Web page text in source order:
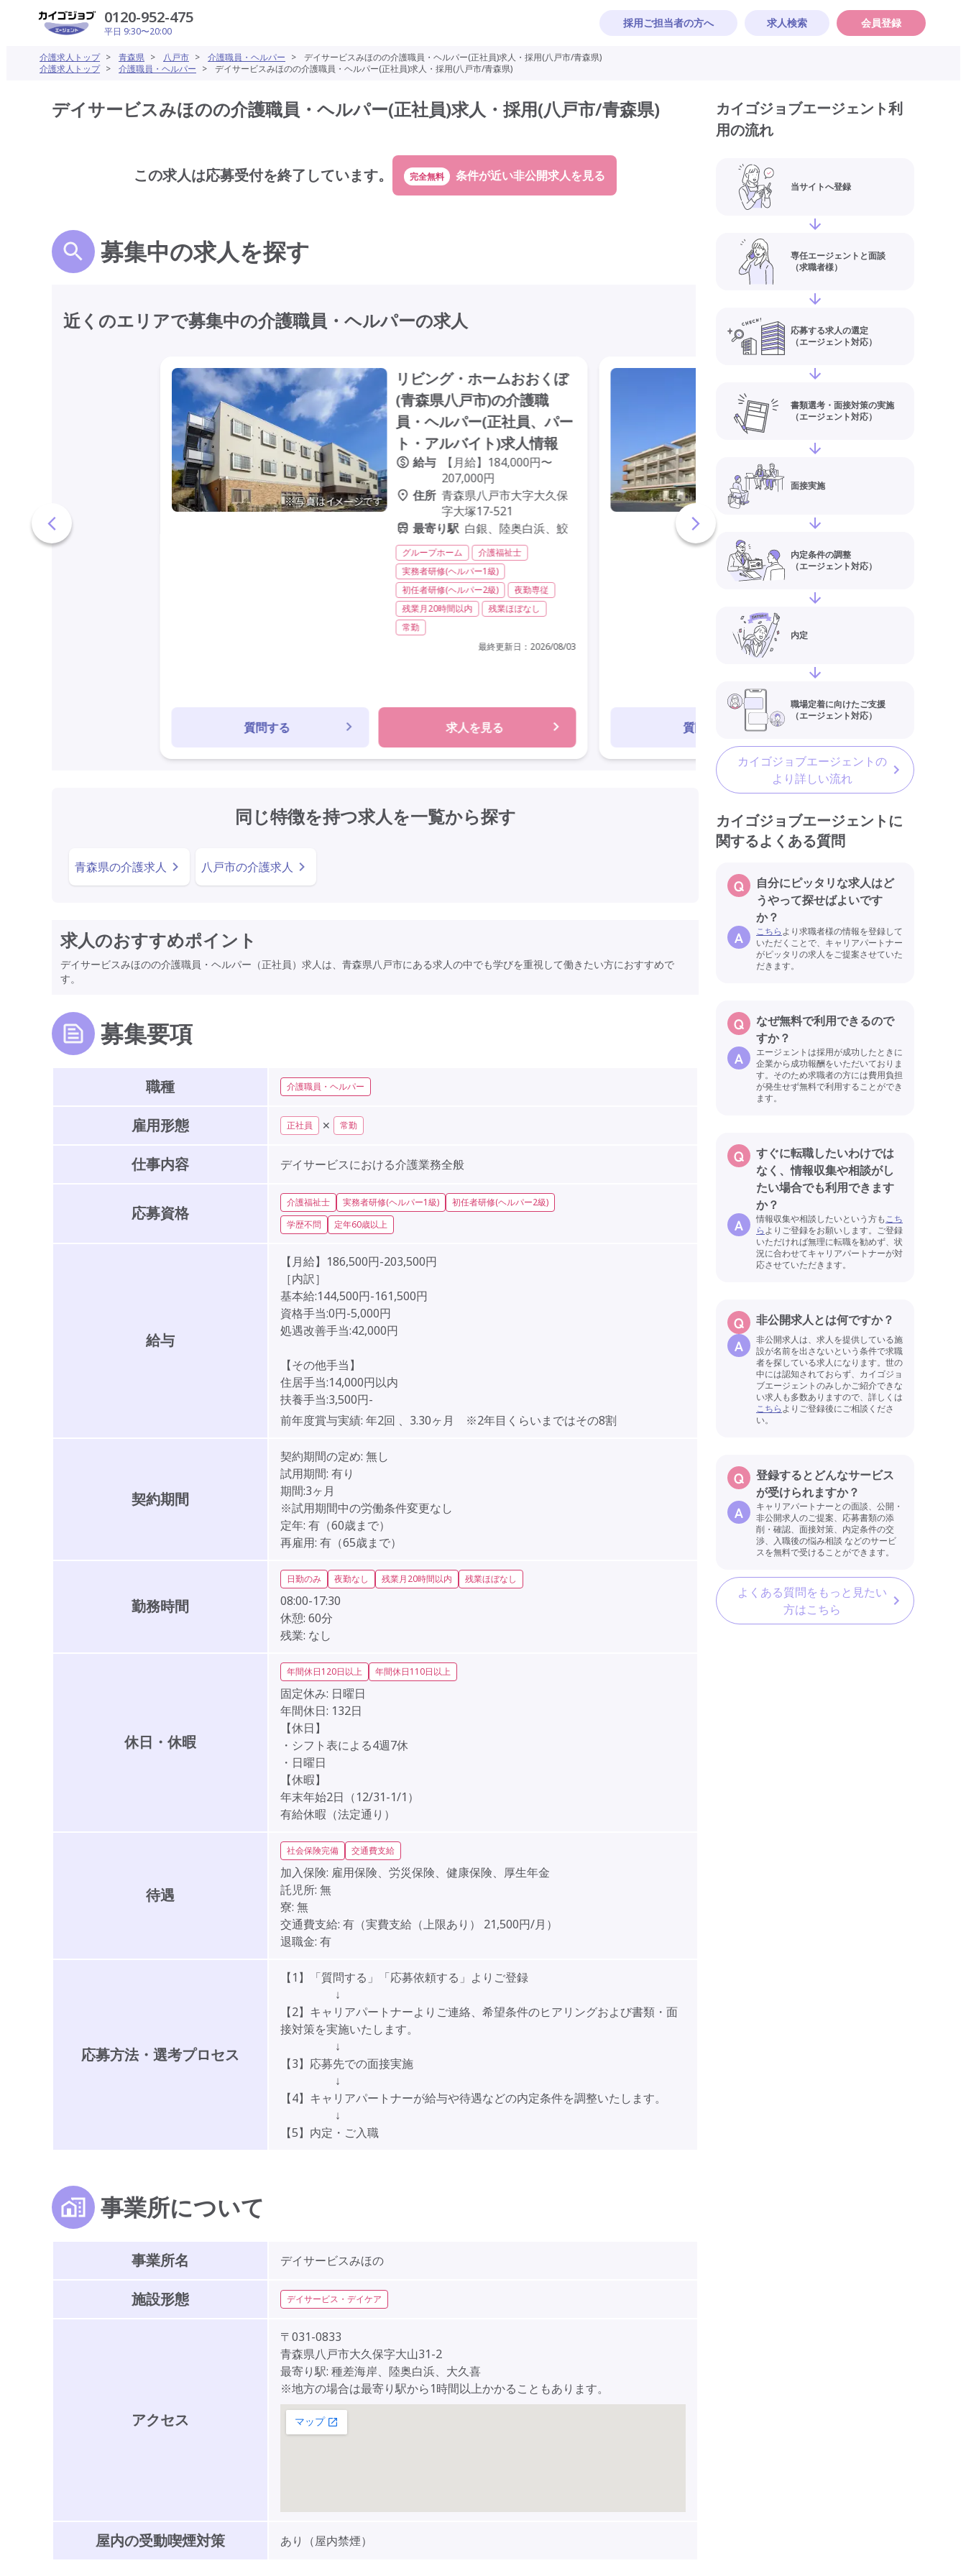
0120-952-475
平日 9:30〜20:00
採用ご担当者の方へ 求人検索 会員登録
介護求人トップ > 青森県 > 八戸市 > 介護職員・ヘルパー >
デイサービスみほのの介護職員・ヘルパー(正社員)求人・採用(八戸市/青森県)
介護求人トップ > 介護職員・ヘルパー > デイサービスみほのの介護職員・ヘルパー(正社員)求人・採用(八戸市/青森県)
デイサービスみほのの介護職員・ヘルパー(正社員)求人・採用(八戸市/青森県)
この求人は応募受付を終了しています。 完全無料
募集中の求人を探す
近くのエリアで募集中の介護職員・ヘルパーの求人
リビング・ホームおおくぼ
(青森県八戸市)の介護職
員・ヘルパー(正社員、パー
ト・アルバイト)求人情報
給与
【月給】184,000円〜
207,000円
住所 青森県八戸市大字大久保
字大塚17-521
最寄り駅 白銀、陸奥白浜、鮫
グループホーム
介護福祉士
実務者研修(ヘルパー1級)
初任者研修(ヘルパー2級)
夜勤専従
残業月20時間以内
残業ほぼなし
常勤
最終更新日： 2026/08/03
質問する 求人を見る
県八戸市)の介護職
パー(パート・アル
実務者研修(ヘルパー1級)
初任者研修(ヘルパー2級)
質問する
同じ特徴を持つ求人を一覧から探す
青森県の介護求人 八戸市の介護求人
求人のおすすめポイント
デイサービスみほのの介護職員・ヘルパー（正社員）求人は、青森県八戸市にある求人の中でも学びを重視して働きたい方におすすめで
す。
募集要項
職種 介護職員・ヘルパー
雇用形態 正社員 ✕ 常勤
仕事内容 デイサービスにおける介護業務全般
応募資格
介護福祉士 実務者研修(ヘルパー1級)
初任者研修(ヘルパー2級)
学歴不問
定年60歳以上
給与
【月給】186,500円-203,500円
［内訳］
基本給:144,500円-161,500円
資格手当:0円-5,000円
処遇改善手当:42,000円
【その他手当】
住居手当:14,000円以内
扶養手当:3,500円-
前年度賞与実績: 年2回 、3.30ヶ月 ※2年目くらいまではその8割
契約期間
契約期間の定め: 無し
試用期間: 有り
期間:3ヶ月
※試用期間中の労働条件変更なし
定年: 有（60歳まで）
再雇用: 有（65歳まで）
勤務時間
日勤のみ 夜勤なし 残業月20時間以内 残業ほぼなし
08:00-17:30
休憩: 60分
残業: なし
休日・休暇
年間休日120日以上 年間休日110日以上
固定休み: 日曜日
年間休日: 132日
【休日】
・シフト表による4週7休
・日曜日
【休暇】
年末年始2日（12/31-1/1）
有給休暇（法定通り）
待遇
社会保険完備 交通費支給
加入保険: 雇用保険、労災保険、健康保険、厚生年金
託児所: 無
寮: 無
交通費支給: 有（実費支給（上限あり） 21,500円/月）
退職金: 有
応募方法・選考プロセス
【1】「質問する」「応募依頼する」よりご登録
↓
【2】キャリアパートナーよりご連絡、希望条件のヒアリングおよび書類・面
接対策を実施いたします。
↓
【3】応募先での面接実施
↓
【4】キャリアパートナーが給与や待遇などの内定条件を調整いたします。
↓
【5】内定・ご入職
事業所について
事業所名 デイサービスみほの
施設形態 デイサービス・デイケア
アクセス
〒031-0833
青森県八戸市大久保字大山31-2
最寄り駅: 種差海岸、陸奥白浜、大久喜
※地方の場合は最寄り駅から1時間以上かかることもあります。
屋内の受動喫煙対策 あり（屋内禁煙）
カイゴジョブエージェント利
用の流れ
当サイトへ登録
専任エージェントと面談
（求職者様）
応募する求人の選定
（エージェント対応）
書類選考・面接対策の実施
（エージェント対応）
面接実施
内定条件の調整
（エージェント対応）
内定
職場定着に向けたご支援
（エージェント対応）
カイゴジョブエージェントの
より詳しい流れ
カイゴジョブエージェントに
関するよくある質問
自分にピッタリな求人はど
うやって探せばよいです
か？
こちらより求職者様の情報を登録して
いただくことで、キャリアパートナー
がピッタリの求人をご提案させていた
だきます。
なぜ無料で利用できるので
すか？
エージェントは採用が成功したときに
企業から成功報酬をいただいておりま
す。そのため求職者の方には費用負担
が発生せず無料で利用することができ
ます。
すぐに転職したいわけでは
なく、情報収集や相談がし
たい場合でも利用できます
か？
情報収集や相談したいという方もこち
らよりご登録をお願いします。ご登録
いただければ無理に転職を勧めず、状
況に合わせてキャリアパートナーが対
応させていただきます。
非公開求人とは何ですか？
非公開求人は、求人を提供している施
設が名前を出さないという条件で求職
者を探している求人になります。世の
中には認知されておらず、カイゴジョ
ブエージェントのみしかご紹介できな
い求人も多数ありますので、詳しくは
こちらよりご登録後にご相談くださ
い。
登録するとどんなサービス
が受けられますか？
キャリアパートナーとの面談、公開・
非公開求人のご提案、応募書類の添
削・確認、面接対策、内定条件の交
渉、入職後の悩み相談 などのサービ
スを無料で受けることができます。
よくある質問をもっと見たい
方はこちら